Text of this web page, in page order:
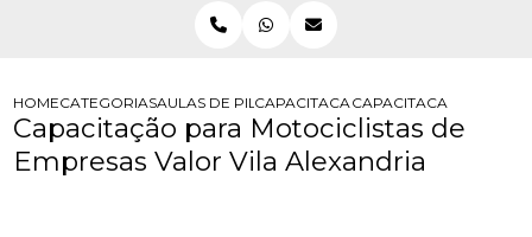
HOMECATEGORIASAULAS DE PILOTAGEM PARA EMPRESAS
CAPACITACAO PARACAPACITACAO PARA
Capacitação para Motociclistas de
Empresas Valor Vila Alexandria